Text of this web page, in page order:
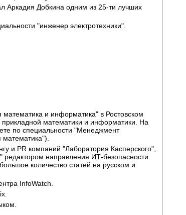
Аркадия Добкина одним из 25-ти лучших
"инженер электротехники".
и информатика" в Ростовском
прикладной математики и информатики. На
по специальности "Менеджмент
и PR компаний "Лаборатория Касперского",
направления ИТ-безопасности
количество статей на русском и
InfoWatch.